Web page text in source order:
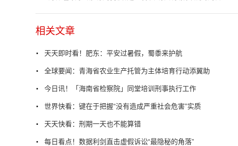
相关文章
天天即时看！肥东：平安过暑假，蜀黍来护航
全球要闻：青海省农业生产托管为主体培育行动添翼助
今日讯！「海南省检察院」同堂培训刑事执行工作
世界快看：键在于把握“没有造成严重社会危害”实质
天天快看：刑期一天也不能算错
每日看点！数据利剑直击虚假诉讼“最隐秘的角落”